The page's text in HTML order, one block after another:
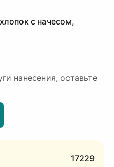
с начесом,
нанесения, оставьте
17229